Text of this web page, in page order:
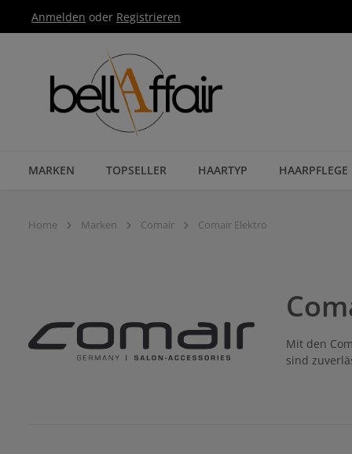
Hauptnavigation springen
Anmelden oder Registrieren
MARKEN TOPSELLER HAARTYP HAARPFLEGE
Home Marken Comair Comair Elektro
Mit den
sind